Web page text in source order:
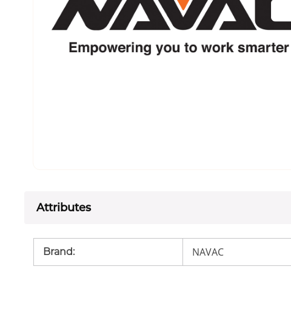
Attributes
Brand: NAVAC